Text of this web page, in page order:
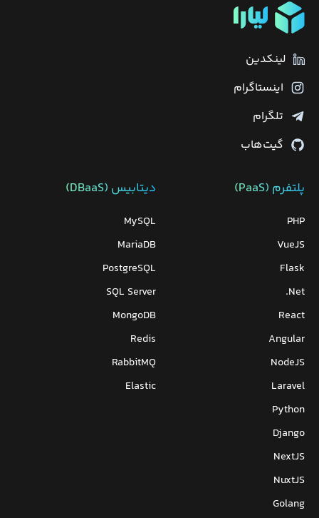
لینکدین
اینستاگرام
تلگرام
گیت‌هاب
پلتفرم (PaaS)
PHP
VueJS
Flask
Net.
React
Angular
NodeJS
Laravel
Python
Django
NextJS
NuxtJS
Golang
دیتابیس‌ (DBaaS)
MySQL
MariaDB
PostgreSQL
SQL Server
MongoDB
Redis
RabbitMQ
Elastic